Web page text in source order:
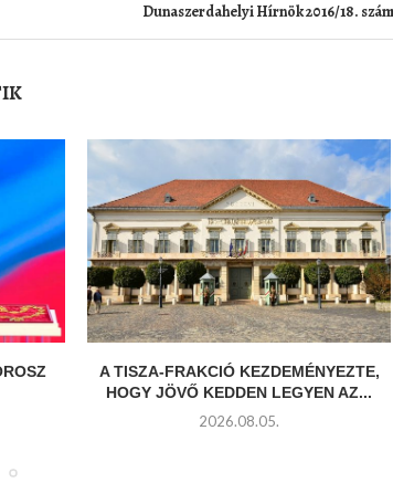
Dunaszerdahelyi Hírnök 2016/18.
A TISZA-FRAKCIÓ KEZDEMÉNYEZTE,
HOGY JÖVŐ KEDDEN LEGYEN AZ...
2026.08.05.